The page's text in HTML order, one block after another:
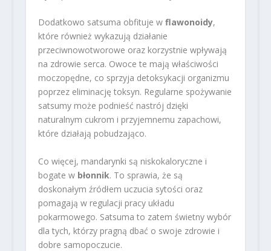
Dodatkowo satsuma obfituje w flawonoidy,
które również wykazują działanie
przeciwnowotworowe oraz korzystnie wpływają
na zdrowie serca. Owoce te mają właściwości
moczopędne, co sprzyja detoksykacji organizmu
poprzez eliminację toksyn. Regularne spożywanie
satsumy może podnieść nastrój dzięki
naturalnym cukrom i przyjemnemu zapachowi,
które działają pobudzająco.
Co więcej, mandarynki są niskokaloryczne i
bogate w błonnik. To sprawia, że są
doskonałym źródłem uczucia sytości oraz
pomagają w regulacji pracy układu
pokarmowego. Satsuma to zatem świetny wybór
dla tych, którzy pragną dbać o swoje zdrowie i
dobre samopoczucie.